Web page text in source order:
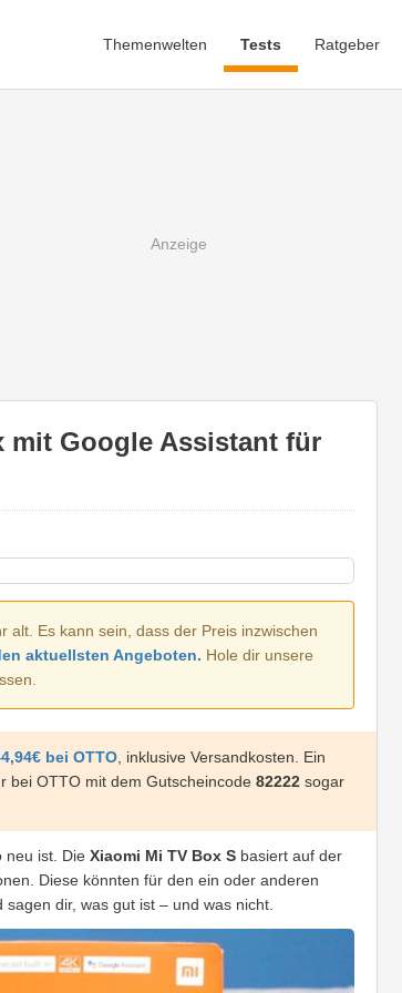
Themenwelten Tests Ratgeber
mit Google Assistant für
alt. Es kann sein, dass der Preis inzwischen
aktuellsten Angeboten. Hole dir unsere
bei OTTO , inklusive Versandkosten. Ein
bei OTTO mit dem Gutscheincode 82222 sogar
neu ist. Die Xiaomi Mi TV Box S basiert auf der
Diese könnten für den ein oder anderen
dir, was gut ist – und was nicht.